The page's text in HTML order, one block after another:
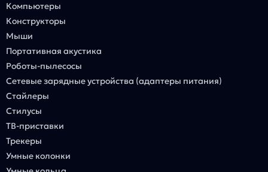
Компьютеры
Конструкторы
Мыши
Портативная акустика
Роботы-пылесосы
Сетевые зарядные устройства (адаптеры питания)
Стайлеры
Стилусы
ТВ-приставки
Трекеры
Умные колонки